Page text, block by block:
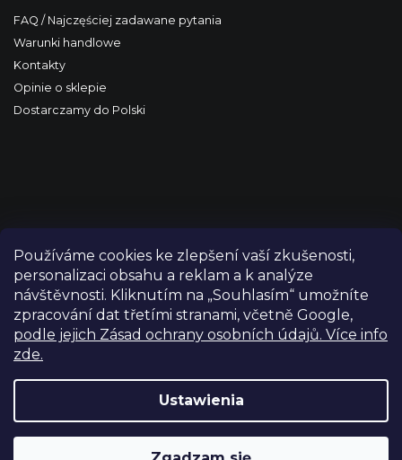
Používáme cookies ke zlepšení vaší zkušenosti,
personalizaci obsahu a reklam a k analýze
návštěvnosti. Kliknutím na „Souhlasím“ umožníte
zpracování dat třetími stranami, včetně Google,
podle jejich Zásad ochrany osobních údajů. Více info
zde.
Ustawienia
FAQ / Najczęściej zadawane pytania
Warunki handlowe
Kontakty
Opinie o sklepie
Dostarczamy do Polski
Opracował Shoptet
zastrzeżone.
Edytuj ustawienia plików cookie